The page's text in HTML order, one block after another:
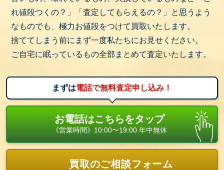
れ値段つくの？」「査定してもらえるの？」と思うよう
なものでも、極力お値段をつけて買取いたします。
捨ててしまう前にまず一度私たちにお見せください。
ご自宅に眠っているもの全部まとめて査定いたします。
まずは電話で無料査定申し込み！
お電話はこちらをタップ
《営業時間》10:00〜19:00 年中無休
買取のご相談フォーム